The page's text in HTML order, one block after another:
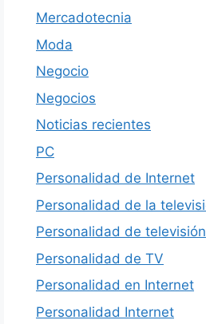
Mercadotecnia
Moda
Negocio
Negocios
Noticias recientes
PC
Personalidad de Internet
Personalidad de la
Personalidad de televisión
Personalidad de TV
Personalidad en Internet
Personalidad Internet